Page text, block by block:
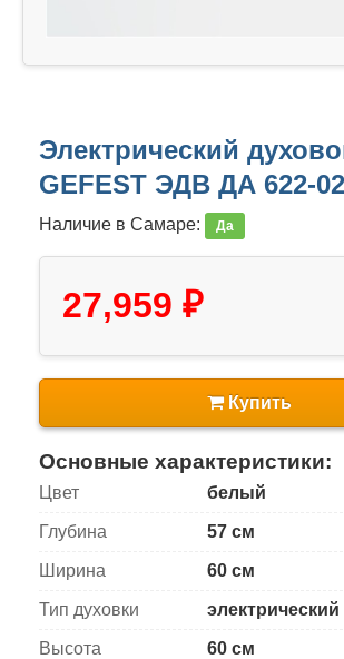
Электрический
GEFEST ЭДВ ДА 622-
Наличие в Самаре: Да
27,959 ₽
Купить
Основные характеристики:
Цвет белый
Глубина 57 см
Ширина 60 см
Тип духовки электрический
Высота 60 см